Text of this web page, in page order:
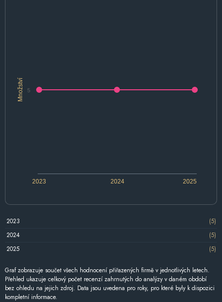
Množství
2024
2023 2025
5
2023
(5)
2024
(5)
2025
(5)
Graf zobrazuje součet všech hodnocení přiřazených firmě v jednotlivých letech.
Přehled ukazuje celkový počet recenzí zahrnutých do analýzy v daném období
bez ohledu na jejich zdroj. Data jsou uvedena pro roky, pro které byly k dispozici
kompletní informace.